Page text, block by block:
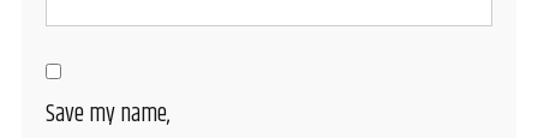
Save my name,